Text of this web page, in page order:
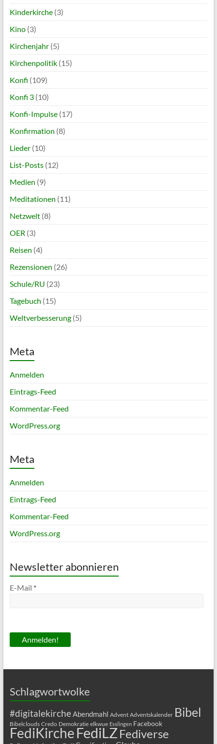
Kinderkirche(3)
Kino(3)
Kirchenjahr(5)
Kirchenpolitik(15)
Konfi (109)
Konfi 3(10)
Konfi-Impulse(17)
Konfirmation (8)
Lieder(10)
List-Posts(12)
Medien (9)
Meditationen (11)
Netzwelt(8)
OER (3)
Reisen (4)
Rezensionen (26)
Schule/RU (23)
Tagebuch (15)
Weltverbesserung(5)
Meta
Anmelden
Eintrags-Feed
Kommentar-Feed
WordPress.org
Meta
Anmelden
Eintrags-Feed
Kommentar-Feed
WordPress.org
Newsletter abonnieren
E-Mail *
Schlagwortwolke
#digitalekircheAbendmahl Advent Adventskalender Bibel
Bibelclouds Credo Demokratie elkwue Esslingen Facebook
FediKircheFediLZ Fediverse